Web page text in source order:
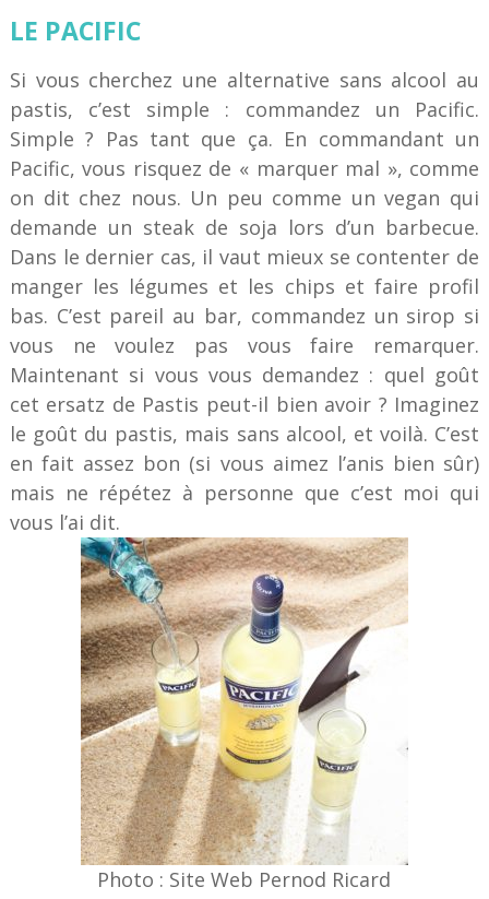
LE PACIFIC
Si vous cherchez une alternative sans alcool au
pastis, c’est simple : commandez un Pacific.
Simple ? Pas tant que ça. En commandant un
Pacific, vous risquez de « marquer mal », comme
on dit chez nous. Un peu comme un vegan qui
demande un steak de soja lors d’un barbecue.
Dans le dernier cas, il vaut mieux se contenter de
manger les légumes et les chips et faire profil
bas. C’est pareil au bar, commandez un sirop si
vous ne voulez pas vous faire remarquer.
Maintenant si vous vous demandez : quel goût
cet ersatz de Pastis peut-il bien avoir ? Imaginez
le goût du pastis, mais sans alcool, et voilà. C’est
en fait assez bon (si vous aimez l’anis bien sûr)
mais ne répétez à personne que c’est moi qui
vous l’ai dit.
Photo : Site Web Pernod Ricard